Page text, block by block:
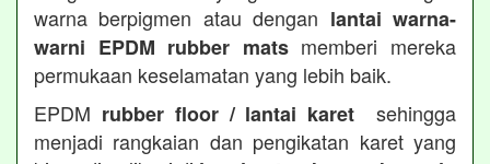
warna berpigmen atau dengan lantai warna-
warni EPDM rubber matsmemberi mereka
permukaan keselamatan yang lebih baik.
EPDM rubber floor / lantai karet sehingga
menjadi rangkaian dan pengikatan karet yang